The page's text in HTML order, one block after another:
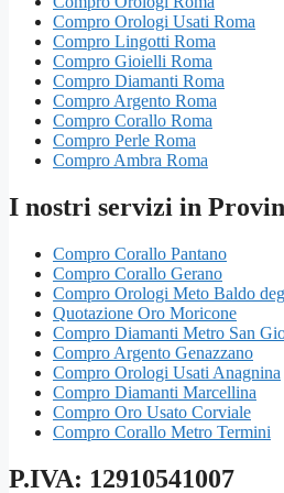
Compro Orologi Usati Roma
Compro Lingotti Roma
Compro Gioielli Roma
Compro Diamanti Roma
Compro Argento Roma
Compro Corallo Roma
Compro Perle Roma
Compro Ambra Roma
I nostri servizi in
Compro Corallo Pantano
Compro Corallo Gerano
Compro Orologi Meto Baldo
Quotazione Oro Moricone
Compro Diamanti Metro San
Compro Argento Genazzano
Compro Orologi Usati Anagnina
Compro Diamanti Marcellina
Compro Oro Usato Corviale
Compro Corallo Metro Termini
P.IVA: 12910541007